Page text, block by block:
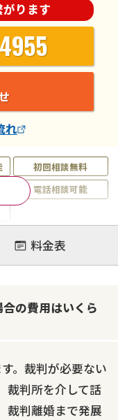
初回相談無料
電話相談可能
離婚裁判
養育費問題
がります
れ
料金表
の費用はいくら
。裁判が必要ない
裁判所を介して話
裁判離婚まで発展